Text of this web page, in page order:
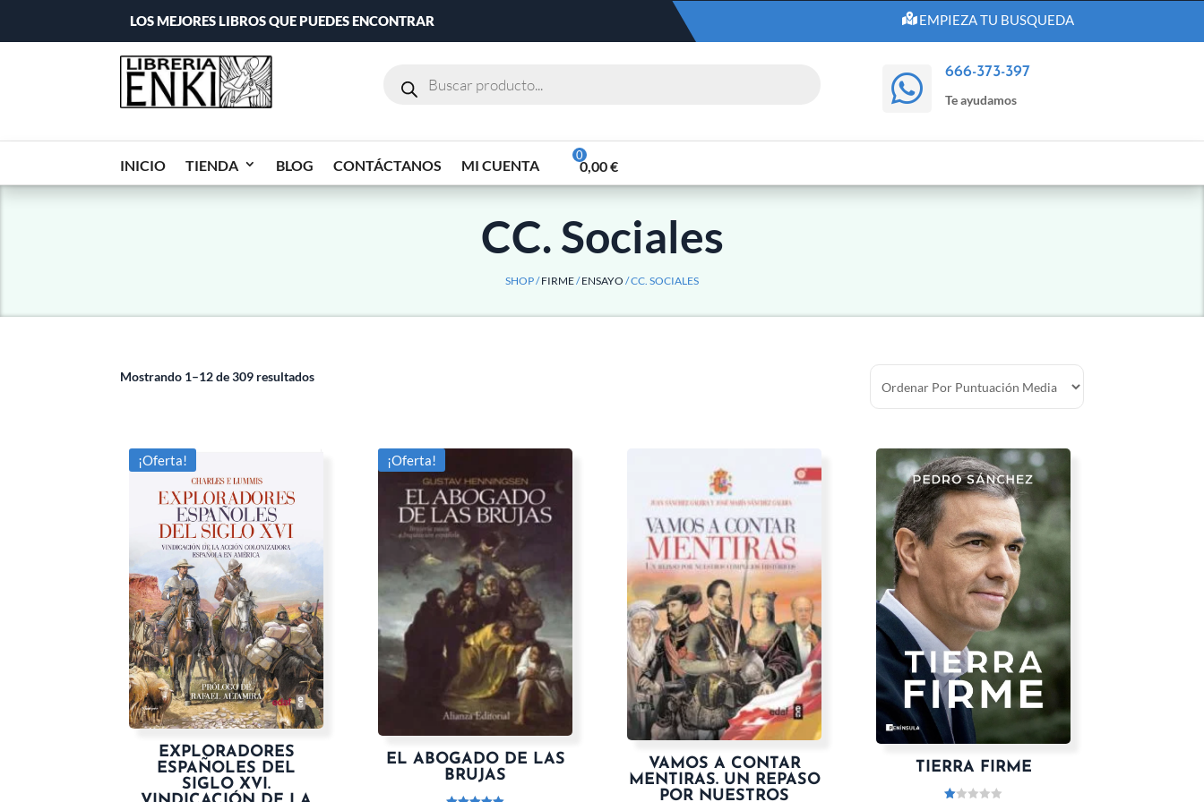
LOS MEJORES LIBROS QUE PUEDES ENCONTRAR EMPIEZA TU BUSQUEDA
 666-373-397
Te ayudamos
INICIO TIENDA BLOG CONTÁCTANOS MI CUENTA 0,00€
CC. Sociales
SHOP /FIRME/ENSAYO / CC. SOCIALES
Mostrando 1–12 de 309 resultados
¡Oferta!
EXPLORADORES
ESPAÑOLES DEL
SIGLO XVI.
¡Oferta!
EL ABOGADO DE LAS
BRUJAS
VAMOS A CONTAR
MENTIRAS. UN REPASO
POR NUESTROS
TIERRA FIRME